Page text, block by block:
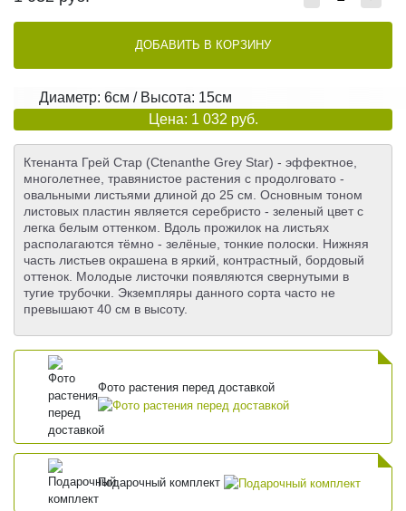
ДОБАВИТЬ В КОРЗИНУ
Диаметр: 6см / Высота: 15см
Цена: 1 032 руб.
Ктенанта Грей Стар (Ctenanthe Grey Star) - эффектное,
многолетнее, травянистое растения с продолговато -
овальными листьями длиной до 25 см. Основным тоном
листовых пластин является серебристо - зеленый цвет с
легка белым оттенком. Вдоль прожилок на листьях
располагаются тёмно - зелёные, тонкие полоски. Нижняя
часть листьев окрашена в яркий, контрастный, бордовый
оттенок. Молодые листочки появляются свернутыми в
тугие трубочки. Экземпляры данного сорта часто не
превышают 40 см в высоту.
Фото растения перед доставкой
Подарочный комплект